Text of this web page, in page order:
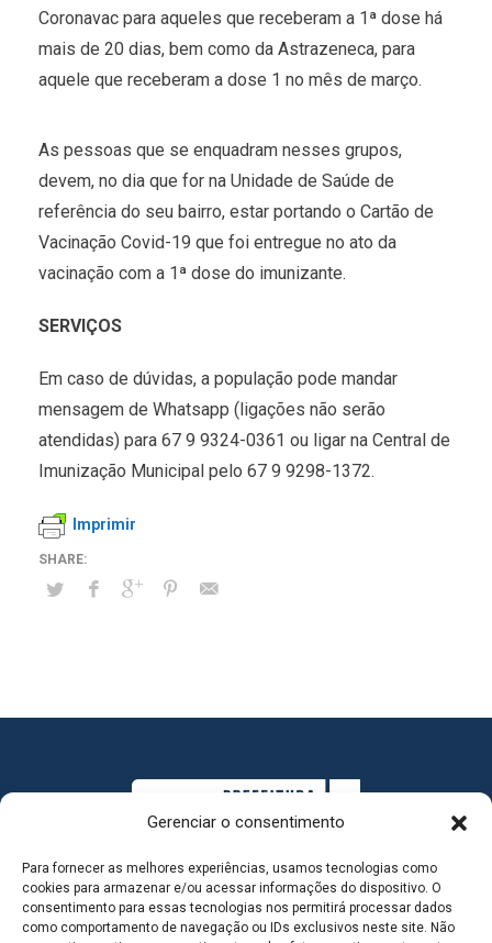
Gerenciar o consentimento
Para fornecer as melhores experiências, usamos tecnologias como
cookies para armazenar e/ou acessar informações do dispositivo. O
consentimento para essas tecnologias nos permitirá processar dados
como comportamento de navegação ou IDs exclusivos neste site. Não
Coronavac para aqueles que receberam a 1ª dose há
mais de 20 dias, bem como da Astrazeneca, para
aquele que receberam a dose 1 no mês de março.
As pessoas que se enquadram nesses grupos,
devem, no dia que for na Unidade de Saúde de
referência do seu bairro, estar portando o Cartão de
Vacinação Covid-19 que foi entregue no ato da
vacinação com a 1ª dose do imunizante.
SERVIÇOS
Em caso de dúvidas, a população pode mandar
mensagem de Whatsapp (ligações não serão
atendidas) para 67 9 9324-0361 ou ligar na Central de
Imunização Municipal pelo 67 9 9298-1372.
Imprimir